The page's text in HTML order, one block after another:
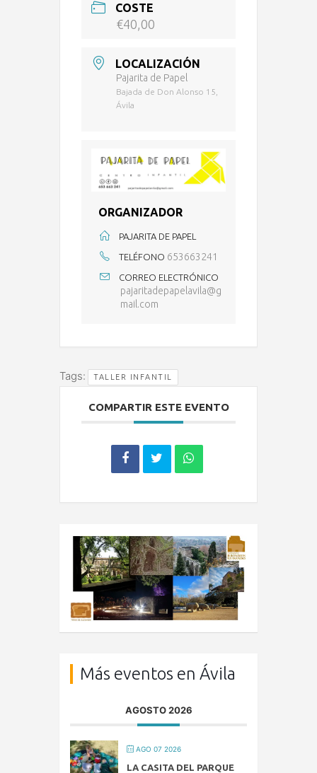
COSTE
€40,00
LOCALIZACIÓN
Pajarita de Papel
Bajada de Don Alonso 15,
Ávila
ORGANIZADOR
PAJARITA DE PAPEL
TELÉFONO 653663241
CORREO ELECTRÓNICO
pajaritadepapelavila@g
mail.com
Tags: TALLER INFANTIL
COMPARTIR ESTE EVENTO
Más eventos en Ávila
AGOSTO 2026
AGO 07 2026
LA CASITA DEL PARQUE